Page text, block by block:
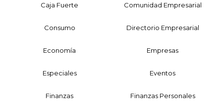
Caja Fuerte Comunidad Empresarial
Consumo Directorio Empresarial
Economía Empresas
Especiales Eventos
Finanzas Finanzas Personales